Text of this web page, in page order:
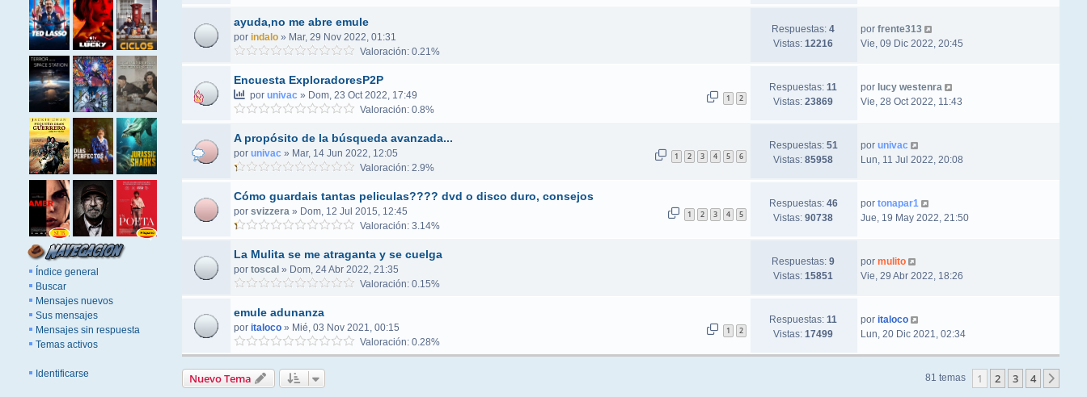
Índice general
Buscar
Mensajes nuevos
Sus mensajes
Mensajes sin respuesta
Temas activos
Identificarse
ayuda,no me abre emule
por indalo» Mar, 29 Nov 2022, 01:31
Valoración: 0.21%
Respuestas:4
Vistas:12216
por frente313
Vie, 09 Dic 2022, 20:45
Encuesta ExploradoresP2P
porunivac » Dom, 23 Oct 2022, 17:49 1 2
Valoración: 0.8%
Respuestas:11
Vistas:23869
por lucy westenra
Vie, 28 Oct 2022, 11:43
A propósito de la búsqueda avanzada...
por univac » Mar, 14 Jun 2022, 12:05 1 2 3 4 5 6
Valoración: 2.9%
Respuestas: 51
Vistas:85958
por univac
Lun, 11 Jul 2022, 20:08
Cómo guardais tantas peliculas???? dvd o disco duro, consejos
por svizzera» Dom, 12 Jul 2015, 12:45 1 2 3 4 5
Valoración: 3.14%
Respuestas: 46
Vistas:90738
por tonapar1
Jue, 19 May 2022, 21:50
La Mulita se me atraganta y se cuelga
por toscal » Dom, 24 Abr 2022, 21:35
Valoración: 0.15%
Respuestas:9
Vistas:15851
por mulito
Vie, 29 Abr 2022, 18:26
emule adunanza
por italoco» Mié, 03 Nov 2021, 00:15 1 2
Valoración: 0.28%
Respuestas:11
Vistas:17499
por italoco
Lun, 20 Dic 2021, 02:34
Nuevo Tema 81 temas 1 2 3 4